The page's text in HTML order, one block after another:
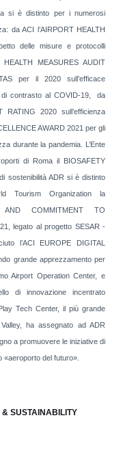
si è distinto per i numerosi
da ACI l’AIRPORT HEALTH
delle misure e protocolli
MEASURES AUDIT
per il 2020 sull’efficace
di contrasto al COVID-19, da
RATING 2020 sull’efficienza
AWARD 2021 per gli
durante la pandemia. L’Ente
di Roma il BIOSAFETY
sostenibilità ADR si è distinto
Tourism Organization la
AND COMMITMENT TO
legato al progetto SESAR -
l’ACI EUROPE DIGITAL
grande apprezzamento per
Airport Operation Center, e
di innovazione incentrato
Tech Center, il più grande
ha assegnato ad ADR
a promuovere le iniziative di
del futuro».
& SUSTAINABILITY